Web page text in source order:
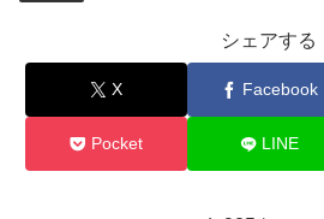
シェアする
X Facebook
Pocket LINE